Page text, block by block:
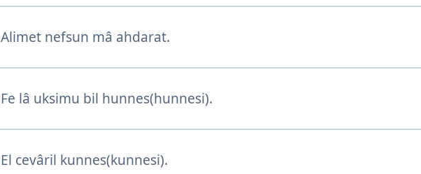
Alimet nefsun mâ ahdarat.
Fe lâ uksimu bil hunnes(hunnesi).
El cevâril kunnes(kunnesi).